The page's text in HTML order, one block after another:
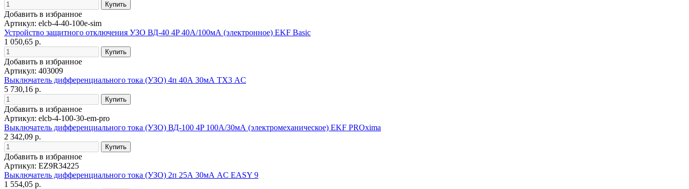
Добавить в избранное
Артикул: elcb-4-40-100e-sim
Устройство защитного отключения УЗО ВД-40 4P 40А/100мА (электронное) EKF Basic
1 050,65 р.
Добавить в избранное
Артикул: 403009
Выключатель дифференциального тока (УЗО) 4п 40А 30мА TX3 АC
5 730,16 р.
Добавить в избранное
Артикул: elcb-4-100-30-em-pro
Выключатель дифференциального тока (УЗО) ВД-100 4P 100А/30мА (электромеханическое) EKF PROxima
2 342,09 р.
Добавить в избранное
Артикул: EZ9R34225
Выключатель дифференциального тока (УЗО) 2п 25А 30мА AC EASY 9
1 554,05 р.